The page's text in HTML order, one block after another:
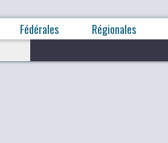
Fédérales Régionales